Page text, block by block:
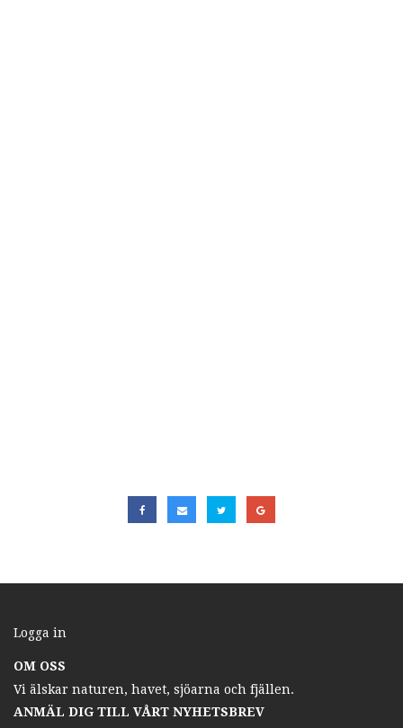
Logga in
OM OSS
Vi älskar naturen, havet, sjöarna och fjällen.
ANMÄL DIG TILL VÅRT NYHETSBREV